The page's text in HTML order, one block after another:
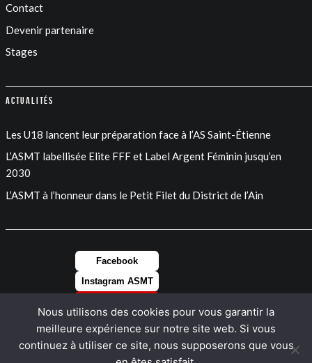
Contact
Devenir partenaire
Stages
Actualités
Les U18 lancent leur préparation face à l’AS Saint-Étienne
L’ASMT labellisée Elite FFF et Label Argent Féminin jusqu’en
2030
L’ASMT à l’honneur dans le Petit Filet du District de l’Ain
Facebook
Instagram ASMT
LinkedIn
Nous utilisons des cookies pour vous garantir la
meilleure expérience sur notre site web. Si vous
continuez à utiliser ce site, nous supposerons que vous